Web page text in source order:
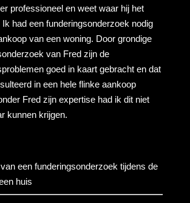
professioneel en weet waar hij het
had een funderingsonderzoek nodig
van een woning. Door grondige
van Fred zijn de
goed in kaart gebracht en dat
in een hele flinke aankoop
Fred zijn expertise had ik dit niet
kunnen krijgen.
een funderingsonderzoek tijdens de
huis